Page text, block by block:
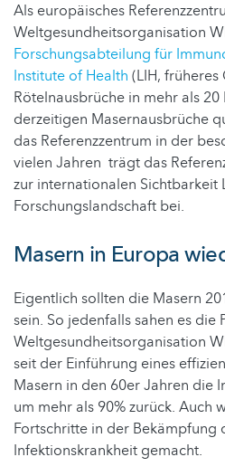
Als europäisches
Weltgesundheitsorganisation
Forschungsabteilung für
Institute of Health (LIH, früheres
Rötelnausbrüche in mehr als
derzeitigen Masernausbrüche
das Referenzzentrum in der
vielen Jahren trägt das
zur internationalen Sichtbarkeit
Forschungslandschaft bei.
Masern in Europa
Eigentlich sollten die Masern
sein. So jedenfalls sahen es die
Weltgesundheitsorganisation
seit der Einführung eines
Masern in den 60er Jahren die
um mehr als 90% zurück. Auch
Fortschritte in der Bekämpfung
Infektionskrankheit gemacht.